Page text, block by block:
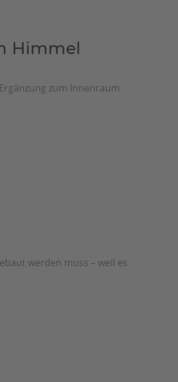
Himmel
zum Innenraum
werden muss – weil es